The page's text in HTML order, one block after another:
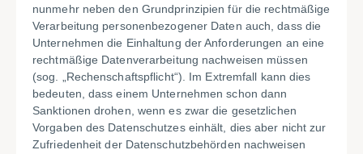
nunmehr neben den Grundprinzipien für die rechtmäßige
Verarbeitung personenbezogener Daten auch, dass die
Unternehmen die Einhaltung der Anforderungen an eine
rechtmäßige Datenverarbeitung nachweisen müssen
(sog. „Rechenschaftspflicht“). Im Extremfall kann dies
bedeuten, dass einem Unternehmen schon dann
Sanktionen drohen, wenn es zwar die gesetzlichen
Vorgaben des Datenschutzes einhält, dies aber nicht zur
Zufriedenheit der Datenschutzbehörden nachweisen